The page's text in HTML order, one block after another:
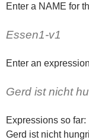
Enter a NAME for
Essen1-v1
Enter an
Gerd ist nicht
Expressions so far:
Gerd ist nicht